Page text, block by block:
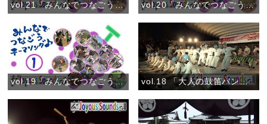
vol.21「みんなでつなごうテーマソング♪③」(2018) vol.20「みんなでつなごうテーマソング♪②」(2018)
vol.19「みんなでつなごうテーマソング♪①」(2018) vol.18 「大人の鼓笛バンドコンテストDigest」